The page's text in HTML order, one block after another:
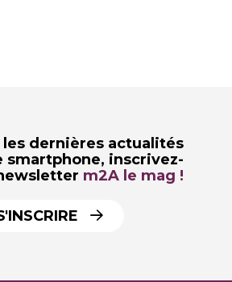
les dernières actualités
smartphone, inscrivez-
m2A le mag !